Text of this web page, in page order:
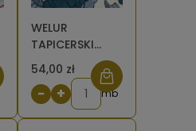
WELUR
TAPICERSKI
English Flowers
TURKUS [6-8]
54,00 zł
− + mb